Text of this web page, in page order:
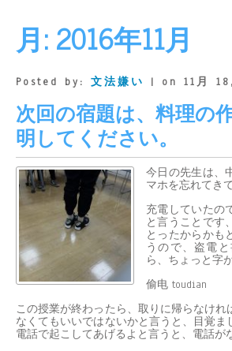
月:2016年11月
Posted by: 文法嫌い | on 11月
次回の宿題は、料理の
明してください。
今日の先生は、
マホを忘れてき
充電していたの
と言うことです
とったからかも
うので、盗電
ら、ちょっと字
偷电 toudian
この授業が終わったら、取りに帰らなけ
なくてもいいではないかと言うと、目覚ま
電話で起こしてあげるよと言うと、電話が